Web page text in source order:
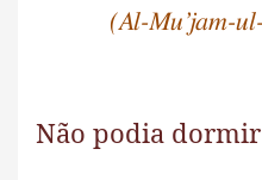
(Al-Mu’jam-
Não podia